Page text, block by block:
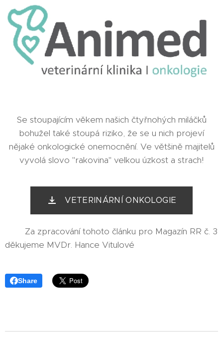
Se stoupajícím věkem našich čtyřnohých miláčků
bohužel také stoupá riziko, že se u nich projeví
nějaké onkologické onemocnění. Ve většině majitelů
vyvolá slovo "rakovina" velkou úzkost a strach!
VETERINÁRNÍ ONKOLOGIE
Za zpracování tohoto článku pro Magazín RR č. 3
děkujeme MVDr. Hance Vitulové
Share